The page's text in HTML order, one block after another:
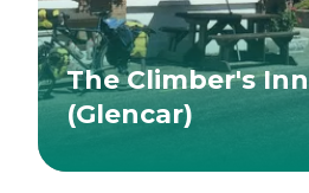
The Climber's Inn
(Glencar)